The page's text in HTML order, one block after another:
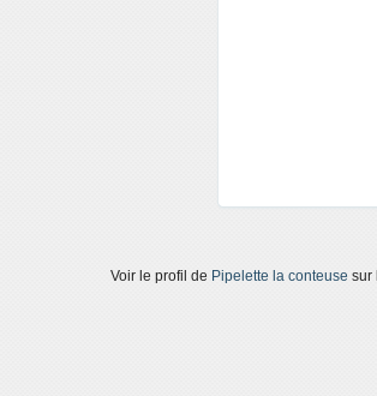
Voir le profil de Pipelette la conteuse sur